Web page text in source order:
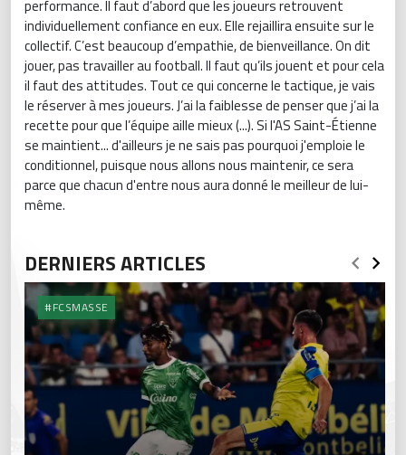
performance. Il faut d’abord que les joueurs retrouvent
individuellement confiance en eux. Elle rejaillira ensuite sur le
collectif. C’est beaucoup d’empathie, de bienveillance. On dit
jouer, pas travailler au football. Il faut qu’ils jouent et pour cela
il faut des attitudes. Tout ce qui concerne le tactique, je vais
le réserver à mes joueurs. J’ai la faiblesse de penser que j’ai la
recette pour que l’équipe aille mieux (...). Si l'AS Saint-Étienne
se maintient... d'ailleurs je ne sais pas pourquoi j'emploie le
conditionnel, puisque nous allons nous maintenir, ce sera
parce que chacun d'entre nous aura donné le meilleur de lui-
même.
DERNIERS ARTICLES
#FCSMASSE